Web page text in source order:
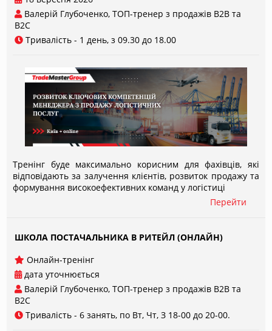
Валерій Глубоченко, ТОП-тренер з продажів В2В та
B2C
Тривалість - 1 день, з 09.30 до 18.00
Тренінг буде максимально корисним для фахівців, які
відповідають за залучення клієнтів, розвиток продажу та
формування високоефективних команд у логістиці
Перейти
ШКОЛА ПОСТАЧАЛЬНИКА В РИТЕЙЛ (ОНЛАЙН)
Онлайн-тренінг
дата уточнюється
Валерій Глубоченко, ТОП-тренер з продажів В2В та
B2C
Тривалість - 6 занять, по Вт, Чт, З 18-00 до 20-00.